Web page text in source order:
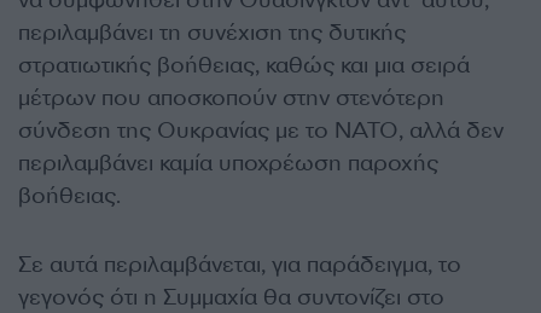
περιλαμβάνει τη συνέχιση της δυτικής
στρατιωτικής βοήθειας, καθώς και μια σειρά
μέτρων που αποσκοπούν στην στενότερη
σύνδεση της Ουκρανίας με το ΝΑΤΟ, αλλά δεν
περιλαμβάνει καμία υποχρέωση παροχής
βοήθειας.
Σε αυτά περιλαμβάνεται, για παράδειγμα, το
γεγονός ότι η Συμμαχία θα συντονίζει στο